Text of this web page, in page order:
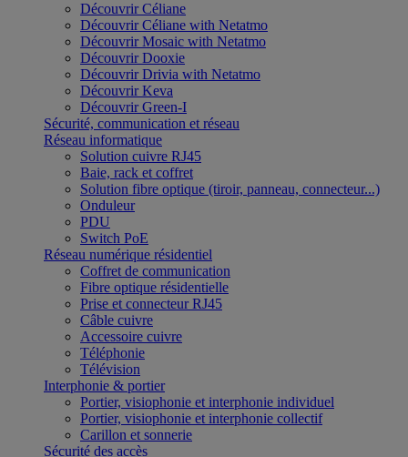
Découvrir Céliane
Découvrir Céliane with Netatmo
Découvrir Mosaic with Netatmo
Découvrir Dooxie
Découvrir Drivia with Netatmo
Découvrir Keva
Découvrir Green-I
Sécurité, communication et réseau
Réseau informatique
Solution cuivre RJ45
Baie, rack et coffret
Solution fibre optique (tiroir, panneau, connecteur...)
Onduleur
PDU
Switch PoE
Réseau numérique résidentiel
Coffret de communication
Fibre optique résidentielle
Prise et connecteur RJ45
Câble cuivre
Accessoire cuivre
Téléphonie
Télévision
Interphonie & portier
Portier, visiophonie et interphonie individuel
Portier, visiophonie et interphonie collectif
Carillon et sonnerie
Sécurité des accès